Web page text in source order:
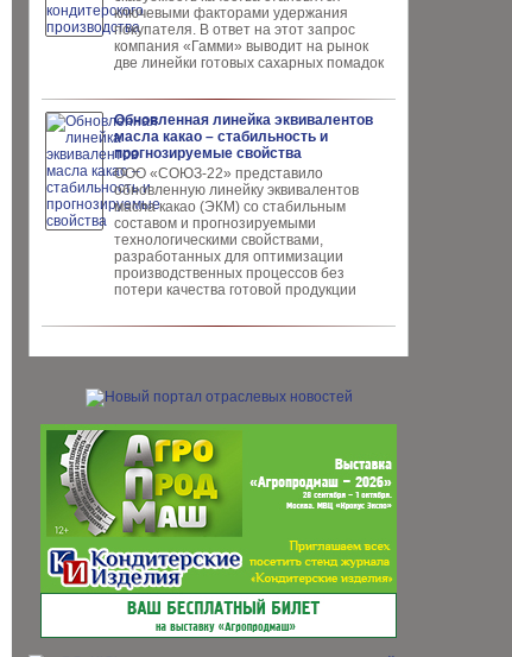
ключевыми факто­рами удержания
покупателя. В ответ на этот запрос
компания «Гамми» выводит на рынок
две линейки готовых сахарных помадок
Обновленная линейка эквивалентов
масла какао – стабильность и
прогнозируемые свойства
ООО «СОЮЗ-22» представило
обновлен­ную линейку эквивалентов
масла ка­као (ЭКМ) со стабильным
составом и прогнозируемыми
технологическими свойствами,
разработанных для опти­мизации
производственных процес­сов без
потери качества готовой про­дукции